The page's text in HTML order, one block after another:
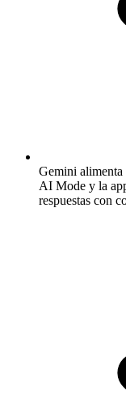
Gemini alimenta
AI Mode y la
respuestas con